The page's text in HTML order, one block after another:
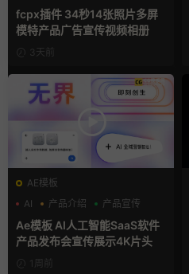
分屏模板
fcpx插件 34秒14张照片多屏
模特产品广告宣传视频相册
3天前
AE模板
AI
产品介绍 产品宣传
Ae模板 AI人工智能SaaS软件
产品发布会宣传展示4K片头
1周前